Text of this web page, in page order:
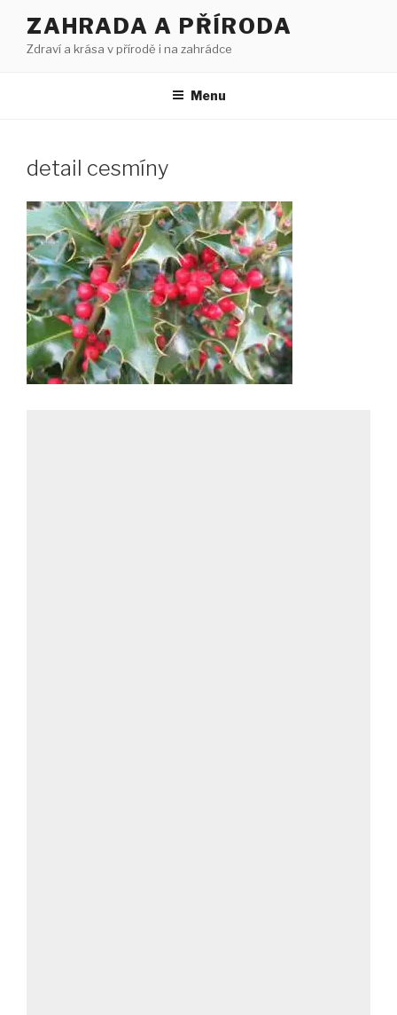
obsahu
ZAHRADA A PŘÍRODA
Zdraví a krása v přírodě i na zahrádce
Menu
detail cesmíny